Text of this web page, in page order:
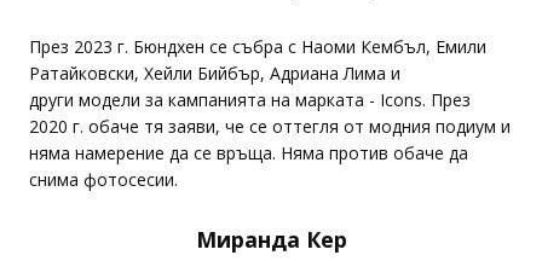
През 2023 г. Бюндхен се събра с Наоми Кембъл, Емили
Ратайковски, Хейли Бийбър, Адриана Лима и
други модели за кампанията на марката - Icons. През
2020 г. обаче тя заяви, че се оттегля от модния подиум и
няма намерение да се връща. Няма против обаче да
снима фотосесии.
Миранда Кер